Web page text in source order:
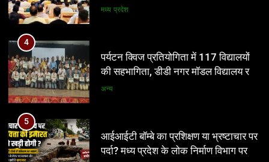
6
नेतृत्व के सान्निध्य और हजारों युवाओं के समक्ष
पदभार ग्रहण समारोह कल
अन्य
7
कार्यकर्ताओं की सुनी जनसमस्याएं
अन्य
प्रथम
अन्य
5
आईआईटी बॉम्बे का प्रशिक्षण या भ्रष्टाचार पर
पर्दा? मध्य प्रदेश के लोक निर्माण विभाग पर
उठे बड़े सवाल
मध्य प्रदेश
6
नवनियुक्त भाजयुमो जिला अध्यक्ष का वरिष्ठ
नेतृत्व के सान्निध्य और हजारों युवाओं के समक्ष